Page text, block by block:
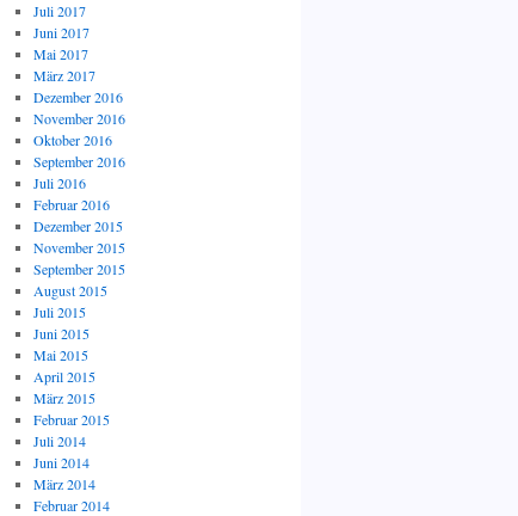
Juli 2017
Juni 2017
Mai 2017
März 2017
Dezember 2016
November 2016
Oktober 2016
September 2016
Juli 2016
Februar 2016
Dezember 2015
November 2015
September 2015
August 2015
Juli 2015
Juni 2015
Mai 2015
April 2015
März 2015
Februar 2015
Juli 2014
Juni 2014
März 2014
Februar 2014